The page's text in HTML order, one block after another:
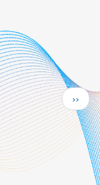
Page
››